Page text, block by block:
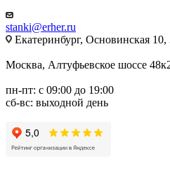
stanki@erher.ru
Екатеринбург, Основинская 10,
Москва, Алтуфьевское шоссе
пн-пт: с 09:00 до 19:00
сб-вс: выходной день